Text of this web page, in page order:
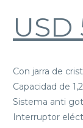
USD
Con jarra de
Capacidad de
Sistema anti
Interruptor